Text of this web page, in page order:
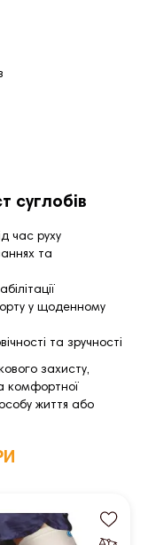
суглобів
час руху
та
у щоденному
та зручності
захисту,
комфортної
життя або